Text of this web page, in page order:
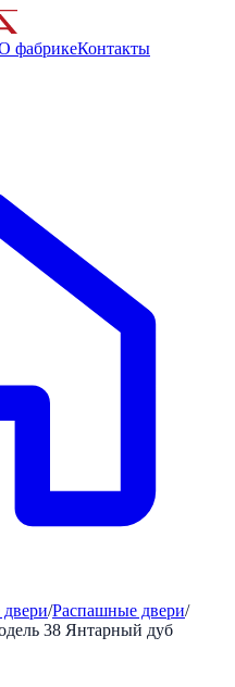
фабрикеКонтакты
/Распашные двери/
38 Янтарный дуб